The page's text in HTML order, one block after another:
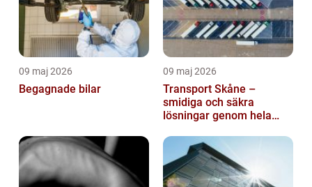
09 maj 2026
Begagnade bilar
09 maj 2026
Transport Skåne –
smidiga och säkra
lösningar genom hela